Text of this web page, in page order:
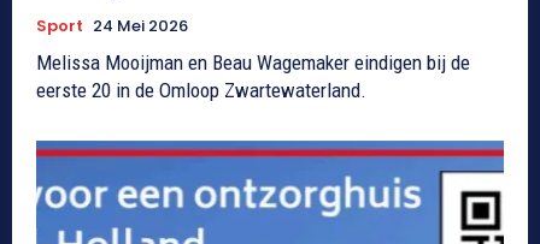
Sport 24 Mei 2026
Melissa Mooijman en Beau Wagemaker eindigen bij de
eerste 20 in de Omloop Zwartewaterland.